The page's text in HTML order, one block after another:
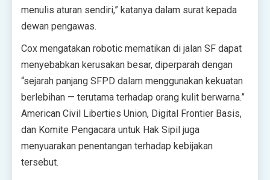
menulis aturan sendiri,” katanya dalam surat kepada
dewan pengawas.
Cox mengatakan robotic mematikan di jalan SF dapat
menyebabkan kerusakan besar, diperparah dengan
“sejarah panjang SFPD dalam menggunakan kekuatan
berlebihan — terutama terhadap orang kulit berwarna.”
American Civil Liberties Union, Digital Frontier Basis,
dan Komite Pengacara untuk Hak Sipil juga
menyuarakan penentangan terhadap kebijakan
tersebut.